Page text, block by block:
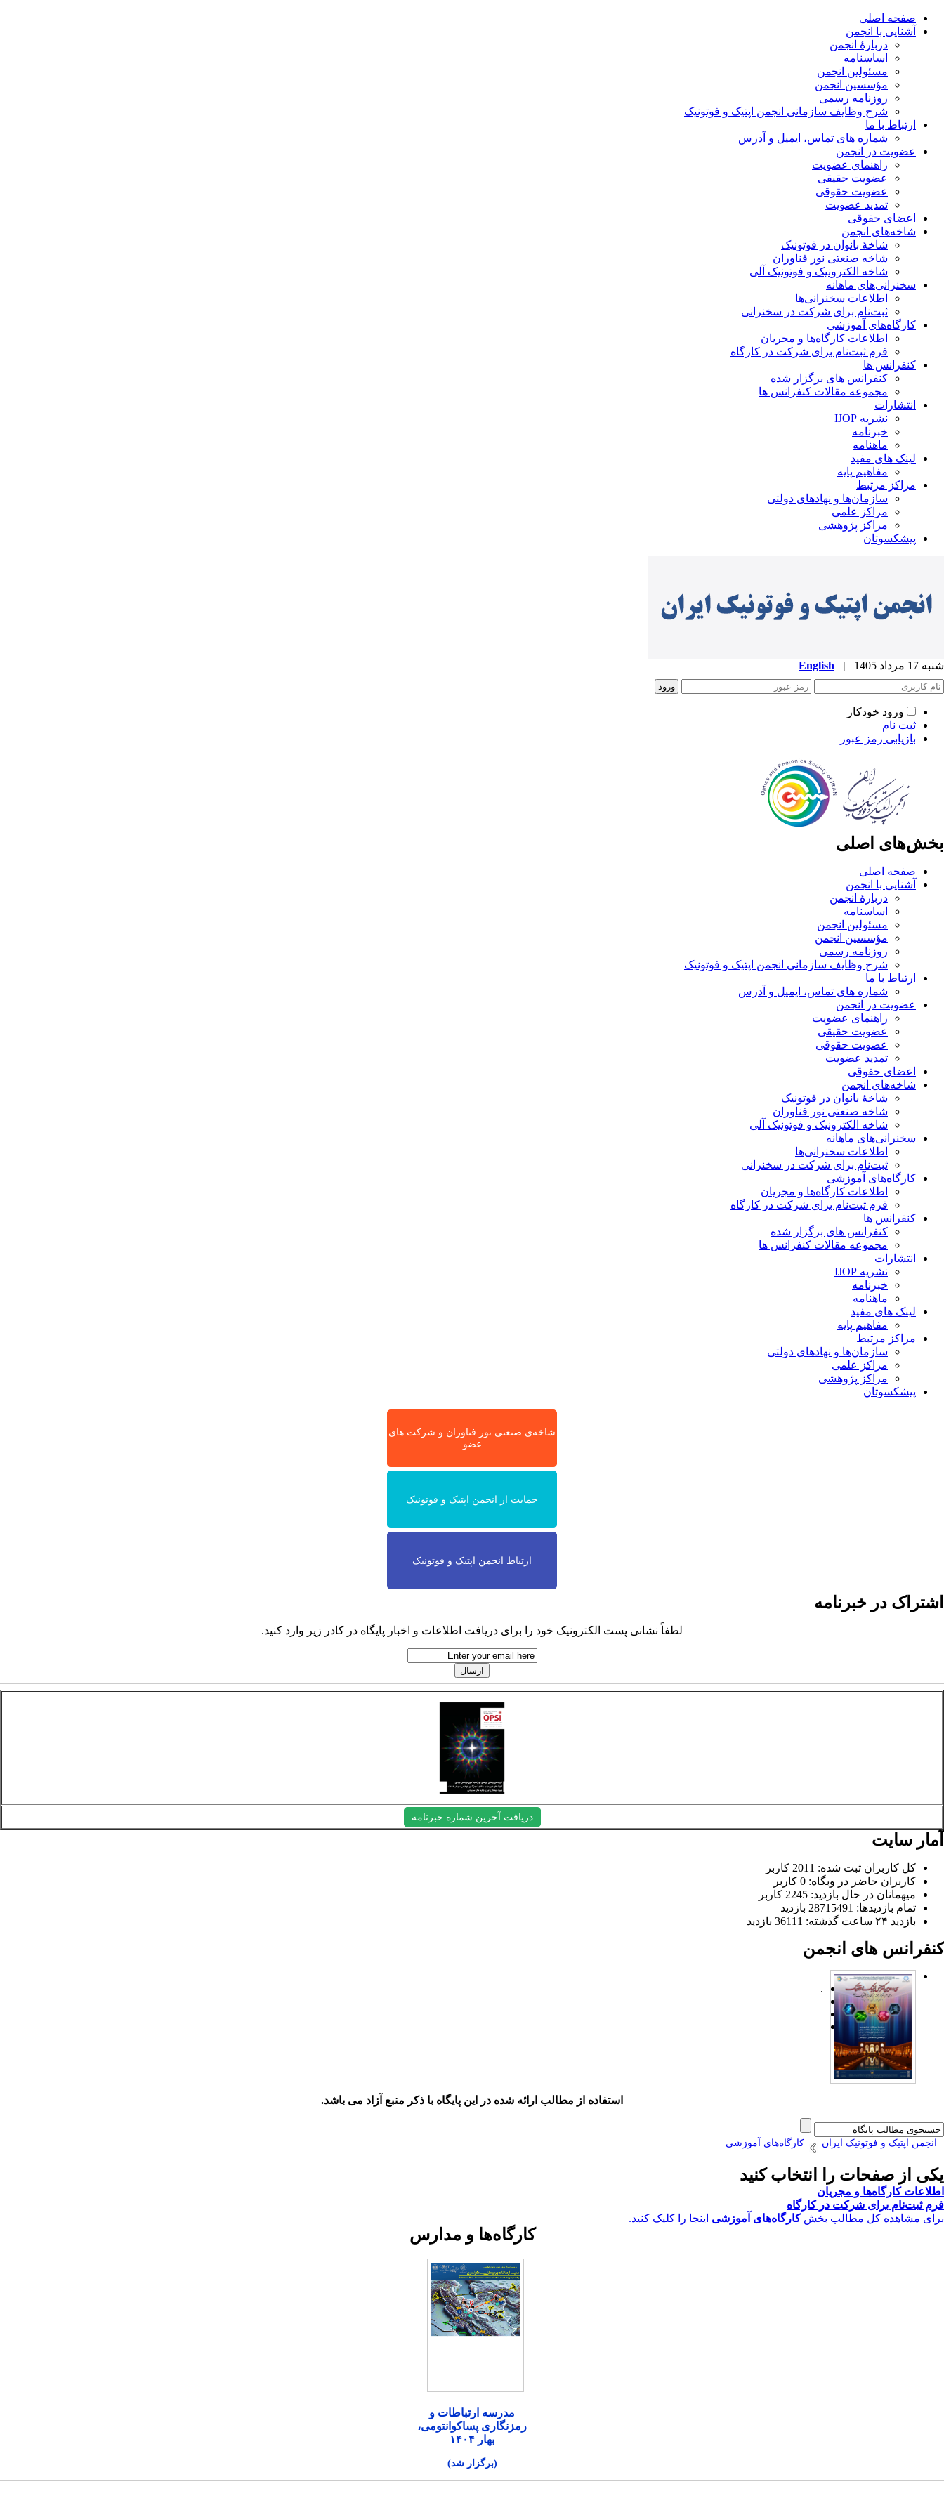
صفحه اصلی
آشنایی با انجمن
دربارۀ انجمن
اساسنامه
مسئولین انجمن
مؤسسین انجمن
روزنامه رسمی
شرح وظایف سازمانی انجمن اپتیک و فوتونیک
ارتباط با ما
شماره های تماس، ایمیل و آدرس
عضویت در انجمن
راهنمای عضویت
عضویت حقیقی
عضویت حقوقی
تمدید عضویت
اعضای حقوقی
شاخه‌های انجمن
شاخۀ بانوان در فوتونیک
شاخه صنعتی نور فناوران
شاخه‌ الکترونیک و فوتونیک آلی
سخنرانی‌های ماهانه
اطلاعات سخنرانی‌‌ها
ثبت‌نام برای شرکت در سخنرانی
کارگاه‌های آموزشی
اطلاعات کارگاه‌ها و مجریان
فرم ثبت‌نام برای شرکت در کارگاه
کنفرانس ها
کنفرانس های برگزار شده
مجموعه مقالات کنفرانس ها
انتشارات
نشریه IJOP
خبرنامه
ماهنامه
لینک های مفید
مفاهیم پایه
مراکز مرتبط
سازمان‌ها و نهادهای دولتی
مراکز علمی
مراکز پژوهشی
پیشکسوتان
شنبه 17 مرداد 1405 |
English
ورود خودکار
ثبت نام
بازیابی رمز عبور
بخش‌های اصلی
صفحه اصلی
آشنایی با انجمن
دربارۀ انجمن
اساسنامه
مسئولین انجمن
مؤسسین انجمن
روزنامه رسمی
شرح وظایف سازمانی انجمن اپتیک و فوتونیک
ارتباط با ما
شماره های تماس، ایمیل و آدرس
عضویت در انجمن
راهنمای عضویت
عضویت حقیقی
عضویت حقوقی
تمدید عضویت
اعضای حقوقی
شاخه‌های انجمن
شاخۀ بانوان در فوتونیک
شاخه صنعتی نور فناوران
شاخه‌ الکترونیک و فوتونیک آلی
سخنرانی‌های ماهانه
اطلاعات سخنرانی‌‌ها
ثبت‌نام برای شرکت در سخنرانی
کارگاه‌های آموزشی
اطلاعات کارگاه‌ها و مجریان
فرم ثبت‌نام برای شرکت در کارگاه
کنفرانس ها
کنفرانس های برگزار شده
مجموعه مقالات کنفرانس ها
انتشارات
نشریه IJOP
خبرنامه
ماهنامه
لینک های مفید
مفاهیم پایه
مراکز مرتبط
سازمان‌ها و نهادهای دولتی
مراکز علمی
مراکز پژوهشی
پیشکسوتان
شاخه‌ی صنعتی نور فناوران و شرکت های
عضو
حمایت از انجمن اپتیک و فوتونیک
ارتباط انجمن اپتیک و فوتونیک
اشتراک در خبرنامه
لطفاً نشانی پست الکترونیک خود را برای دریافت اطلاعات و اخبار پایگاه در کادر زیر وارد کنید.
دریافت آخرین شماره خبرنامه
آمار سایت
کل کاربران ثبت شده: 2011 کاربر
کاربران حاضر در وبگاه: 0 کاربر
میهمانان در حال بازدید: 2245 کاربر
تمام بازدید‌ها: 28715491 بازدید
بازدید ۲۴ ساعت گذشته: 36111 بازدید
کنفرانس های انجمن
.
استفاده از مطالب ارائه شده در این پایگاه با ذکر منبع آزاد می باشد.
انجمن اپتیک و فوتونیک ایران کارگاه‌های آموزشی
یکی از صفحات را انتخاب کنید
اطلاعات کارگاه‌ها و مجریان
فرم ثبت‌نام برای شرکت در کارگاه
برای مشاهده کل مطالب بخشکارگاه‌های آموزشی اینجا را کلیک کنید.
کارگاه‌ها و مدارس
مدرسه ارتباطات و
رمزنگاری پساکوانتومی،
بهار ۱۴۰۴
(برگزار شد)